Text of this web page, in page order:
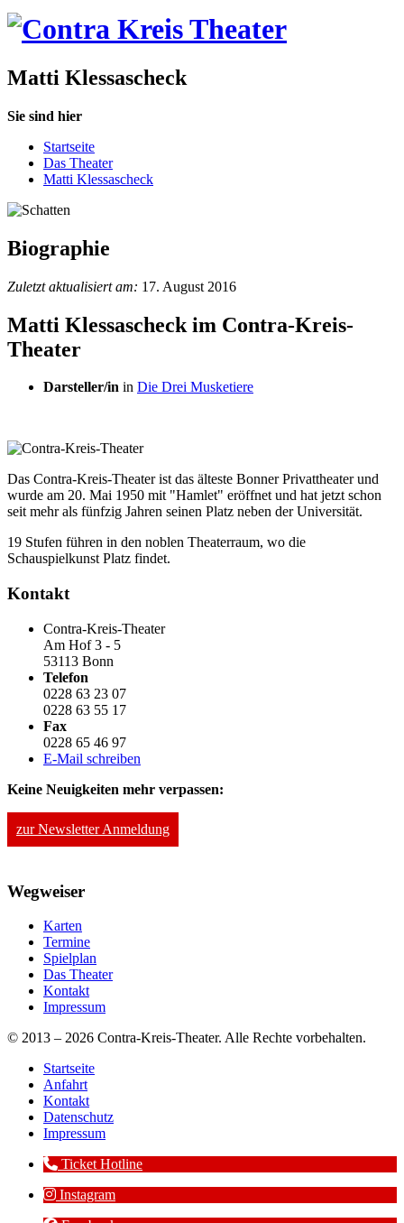
Matti Klessascheck
Sie sind hier
Startseite
Das Theater
Matti Klessascheck
Biographie
Zuletzt aktualisiert am: 17. August 2016
Matti Klessascheck im Contra-Kreis-
Theater
Darsteller/in in Die Drei Musketiere
Das Contra-Kreis-Theater ist das älteste Bonner Privattheater und
wurde am 20. Mai 1950 mit "Hamlet" eröffnet und hat jetzt schon
seit mehr als fünfzig Jahren seinen Platz neben der Universität.
19 Stufen führen in den noblen Theaterraum, wo die
Schauspielkunst Platz findet.
Kontakt
Contra-Kreis-Theater
Am Hof 3 - 5
53113 Bonn
Telefon
0228 63 23 07
0228 63 55 17
Fax
0228 65 46 97
E-Mail schreiben
Keine Neuigkeiten mehr verpassen:
zur Newsletter Anmeldung
Wegweiser
Karten
Termine
Spielplan
Das Theater
Kontakt
Impressum
© 2013 – 2026 Contra-Kreis-Theater. Alle Rechte vorbehalten.
Startseite
Anfahrt
Kontakt
Datenschutz
Impressum
Ticket Hotline
Instagram